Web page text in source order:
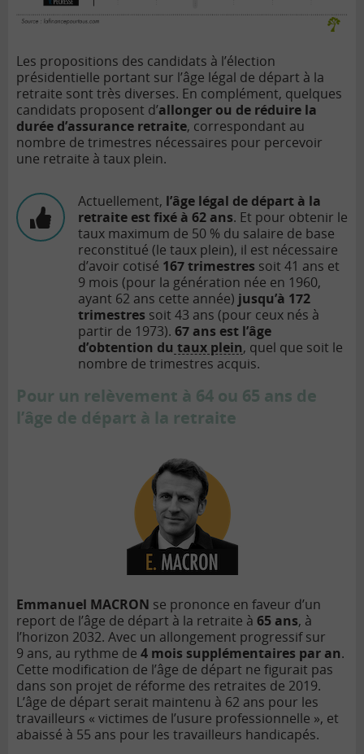
Les propositions des candidats à l’élection
présidentielle portant sur l’âge légal de départ à la
retraite sont très diverses. En complément, quelques
candidats proposent d’allonger ou de réduire la
durée d’assurance retraite, correspondant au
nombre de trimestres nécessaires pour percevoir
une retraite à taux plein.
Actuellement, l’âge légal de départ à la
retraite est fixé à 62 ans. Et pour obtenir le
taux maximum de 50 % du salaire de base
reconstitué (le taux plein), il est nécessaire
d’avoir cotisé 167 trimestres soit 41 ans et
9 mois (pour la génération née en 1960,
ayant 62 ans cette année) jusqu’à 172
trimestres soit 43 ans (pour ceux nés à
partir de 1973). 67 ans est l’âge
d’obtention du taux plein, quel que soit le
nombre de trimestres acquis.
Pour un relèvement à 64 ou 65 ans de
l’âge de départ à la retraite
Emmanuel MACRON se prononce en faveur d’un
report de l’âge de départ à la retraite à 65 ans, à
l’horizon 2032. Avec un allongement progressif sur
9 ans, au rythme de 4 mois supplémentaires par an.
Cette modification de l’âge de départ ne figurait pas
dans son projet de réforme des retraites de 2019.
L’âge de départ serait maintenu à 62 ans pour les
travailleurs « victimes de l’usure professionnelle », et
abaissé à 55 ans pour les travailleurs handicapés.